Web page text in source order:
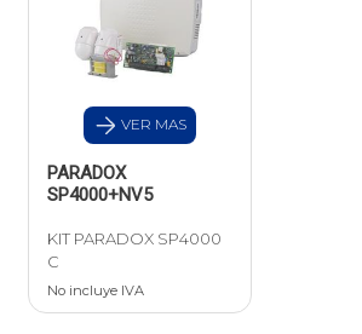
VER MAS
PARADOX
SP4000+NV5
KIT PARADOX SP4000
C
No incluye IVA